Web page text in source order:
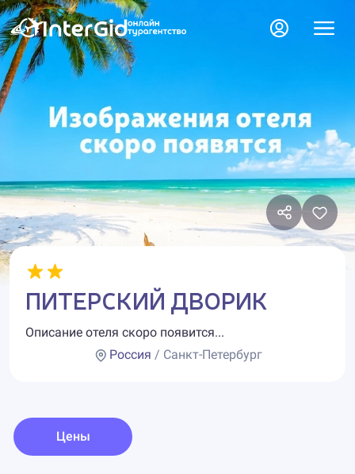
ПИТЕРСКИЙ ДВОРИК
Описание отеля скоро появится...
Россия / Санкт-Петербург
Цены